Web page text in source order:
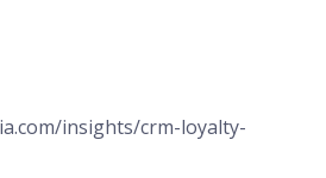
insights/crm-loyalty-